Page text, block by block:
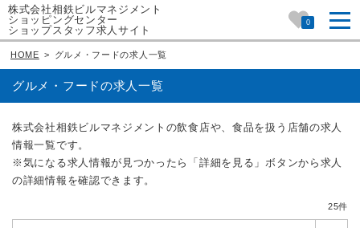
株式会社相鉄ビルマネジメント
ショッピングセンター
ショップスタッフ求人サイト
0
HOME > グルメ・フードの求人一覧
グルメ・フードの求人一覧
株式会社相鉄ビルマネジメントの飲食店や、食品を扱う店舗の求人
情報一覧です。
※気になる求人情報が見つかったら「詳細を見る」ボタンから求人
の詳細情報を確認できます。
25件